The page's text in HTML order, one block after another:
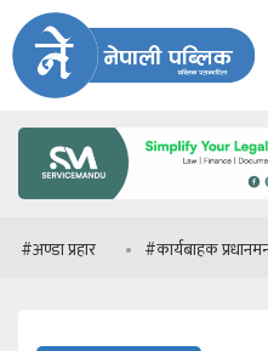
#कार्यबाहक प्रधानमन्त्री